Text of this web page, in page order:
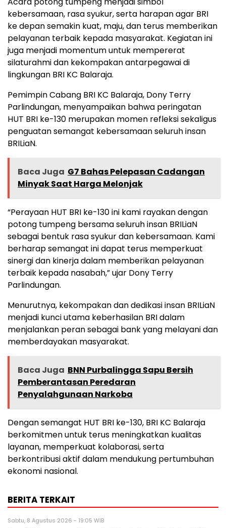
kebersamaan, rasa syukur, serta harapan agar BRI
ke depan semakin kuat, maju, dan terus memberikan
pelayanan terbaik kepada masyarakat. Kegiatan ini
juga menjadi momentum untuk mempererat
silaturahmi dan kekompakan antarpegawai di
lingkungan BRI KC Balaraja.
Pemimpin Cabang BRI KC Balaraja, Dony Terry
Parlindungan, menyampaikan bahwa peringatan
HUT BRI ke-130 merupakan momen refleksi sekaligus
penguatan semangat kebersamaan seluruh insan
BRILiaN.
Baca Juga G7 Bahas Pelepasan Cadangan
Minyak Saat Harga Melonjak
“Perayaan HUT BRI ke-130 ini kami rayakan dengan
potong tumpeng bersama seluruh insan BRILiaN
sebagai bentuk rasa syukur dan kebersamaan. Kami
berharap semangat ini dapat terus memperkuat
sinergi dan kinerja dalam memberikan pelayanan
terbaik kepada nasabah,” ujar Dony Terry
Parlindungan.
Menurutnya, kekompakan dan dedikasi insan BRILiaN
menjadi kunci utama keberhasilan BRI dalam
menjalankan peran sebagai bank yang melayani dan
memberdayakan masyarakat.
Baca Juga BNN Purbalingga Sapu Bersih
Pemberantasan Peredaran
Penyalahgunaan Narkoba
Dengan semangat HUT BRI ke-130, BRI KC Balaraja
berkomitmen untuk terus meningkatkan kualitas
layanan, memperkuat kolaborasi, serta
berkontribusi aktif dalam mendukung pertumbuhan
ekonomi nasional.
BERITA TERKAIT
Sabtu, 8 Agustus 2026 - 19:05 WIB